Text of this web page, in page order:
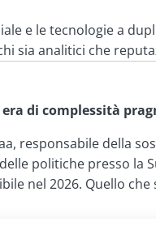
e le tecnologie a
sia analitici che
di complessità
responsabile della
politiche presso
nel 2026. Quello